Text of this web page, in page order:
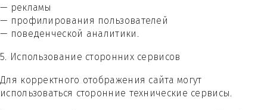
— рекламы
— профилирования пользователей
— поведенческой аналитики.
5. Использование сторонних сервисов
Для корректного отображения сайта могут
использоваться сторонние технические сервисы.